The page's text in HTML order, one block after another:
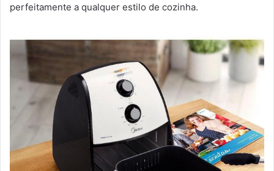
perfeitamente a qualquer estilo de cozinha.